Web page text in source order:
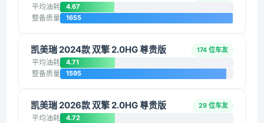
平均油耗 4.67
整备质量 1655
凯美瑞 2024款 双擎 2.0HG 尊贵版 174 位车友
平均油耗 4.71
整备质量 1595
凯美瑞 2026款 双擎 2.0HG 尊贵版 29 位车友
平均油耗 4.72